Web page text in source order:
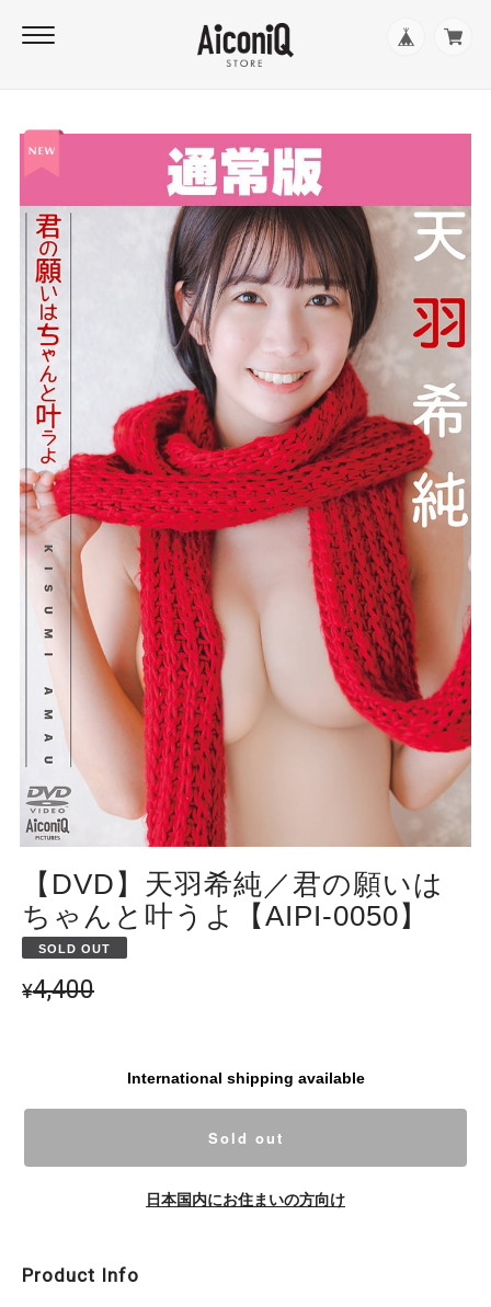
【DVD】天羽希純／君の願いは
ちゃんと叶うよ【AIPI-0050】
SOLD OUT
¥4,400
International shipping available
Sold out
日本国内にお住まいの方向け
Product Info